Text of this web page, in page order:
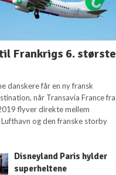
Frankrigs 6. største
danskere får en ny fransk
når Transavia France fra
flyver direkte mellem
og den franske storby
Disneyland Paris hylder
superheltene